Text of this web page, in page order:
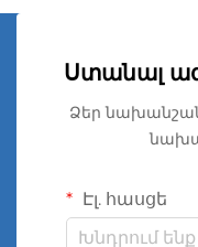
Ստանալ
Ձեր
Էլ. հասցե